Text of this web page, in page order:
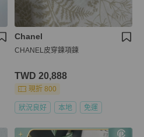
Chanel
CHANEL皮穿鍊項鍊
TWD 20,888
現折 800
狀況良好 本地 免運